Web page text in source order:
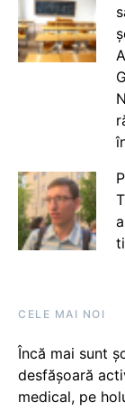
CELE MAI NOI
Încă mai sunt
desfășoară
medical, pe